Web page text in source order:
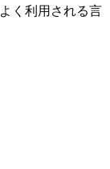
く利用される言